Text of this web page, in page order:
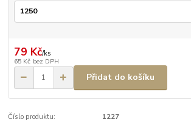
79 Kč/ks
65 Kč bez DPH
Přidat do košíku
Číslo produktu: 1227